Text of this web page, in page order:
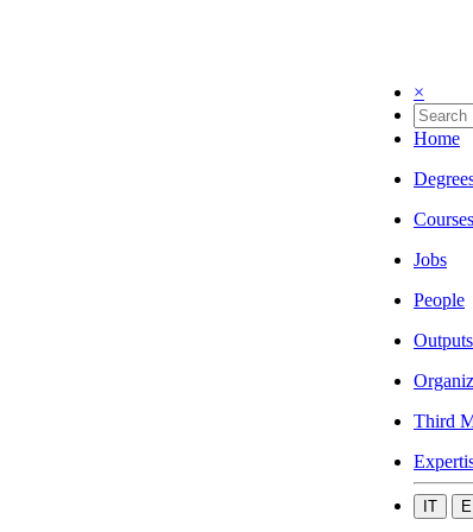
×
Home
Courses
Jobs
People
Outputs
Third
IT